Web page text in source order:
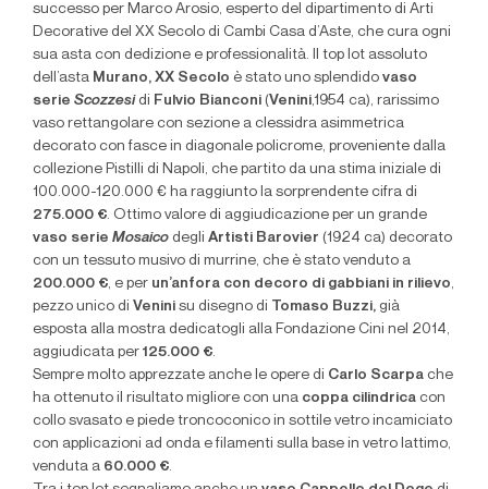
successo per Marco Arosio, esperto del dipartimento di Arti
Decorative del XX Secolo di Cambi Casa d’Aste, che cura ogni
sua asta con dedizione e professionalità. Il top lot assoluto
dell’asta Murano, XX Secolo è stato uno splendido vaso
serie Scozzesidi Fulvio Bianconi (Venini,1954 ca), rarissimo
vaso rettangolare con sezione a clessidra asimmetrica
decorato con fasce in diagonale policrome, proveniente dalla
collezione Pistilli di Napoli, che partito da una stima iniziale di
100.000-120.000 € ha raggiunto la sorprendente cifra di
275.000 €. Ottimo valore di aggiudicazione per un grande
vaso serie Mosaico degli Artisti Barovier (1924 ca) decorato
con un tessuto musivo di murrine, che è stato venduto a
200.000 €, e per un’anfora con decoro di gabbiani in rilievo,
pezzo unico di Venini su disegno di Tomaso Buzzi, già
esposta alla mostra dedicatogli alla Fondazione Cini nel 2014,
aggiudicata per 125.000 €.
Sempre molto apprezzate anche le opere di Carlo Scarpa che
ha ottenuto il risultato migliore con una coppa cilindrica con
collo svasato e piede troncoconico in sottile vetro incamiciato
con applicazioni ad onda e filamenti sulla base in vetro lattimo,
venduta a 60.000 €.